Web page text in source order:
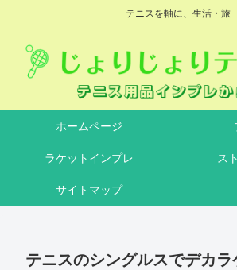
テニスを軸に、生活・旅
ホームページ
ラケットインプレ ス
サイトマップ
テニスのシングルスでデカラ